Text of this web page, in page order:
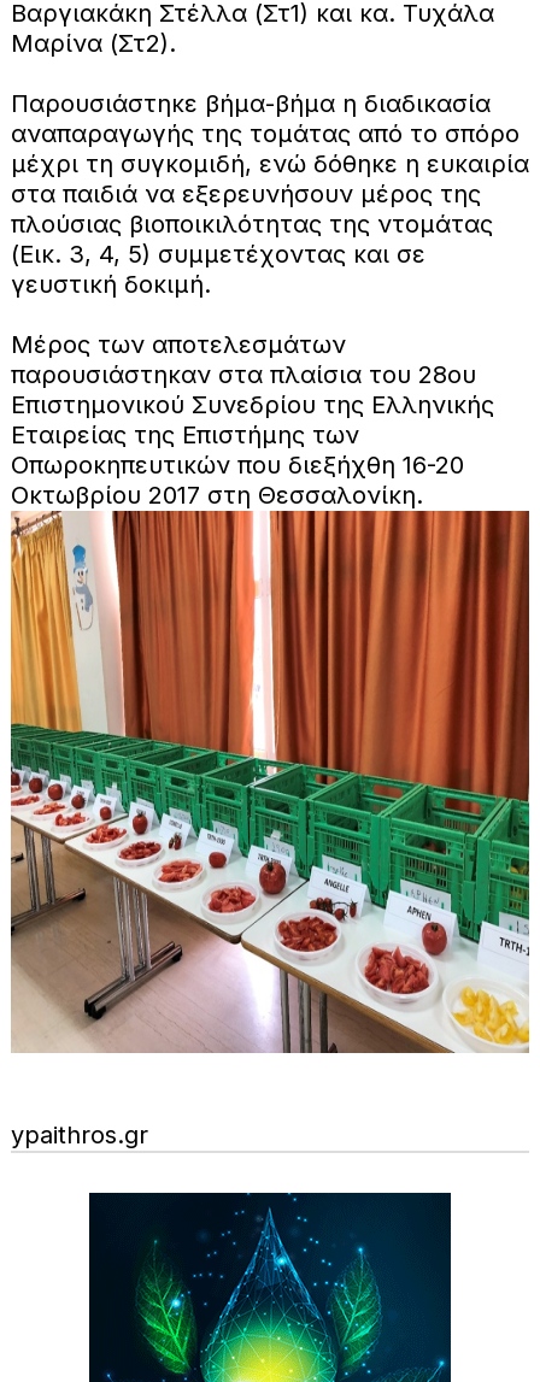
Βαργιακάκη Στέλλα (Στ1) και κα. Τυχάλα
Μαρίνα (Στ2).
Παρουσιάστηκε βήμα-βήμα η διαδικασία
αναπαραγωγής της τομάτας από το σπόρο
μέχρι τη συγκομιδή, ενώ δόθηκε η ευκαιρία
στα παιδιά να εξερευνήσουν μέρος της
πλούσιας βιοποικιλότητας της ντομάτας
(Εικ. 3, 4, 5) συμμετέχοντας και σε
γευστική δοκιμή.
Μέρος των αποτελεσμάτων
παρουσιάστηκαν στα πλαίσια του 28ου
Επιστημονικού Συνεδρίου της Ελληνικής
Εταιρείας της Επιστήμης των
Οπωροκηπευτικών που διεξήχθη 16-20
Οκτωβρίου 2017 στη Θεσσαλονίκη.
ypaithros.gr